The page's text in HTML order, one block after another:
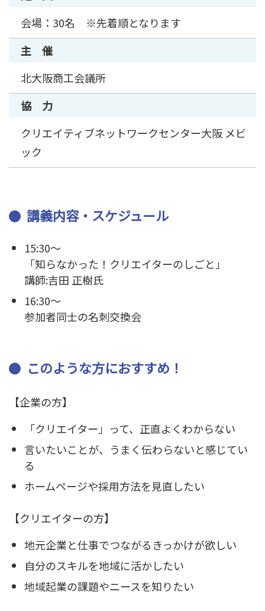
会場：30名 ※先着順となります
主 催
北大阪商工会議所
協 力
クリエイティブネットワークセンター大阪 メビ
ック
講義内容・スケジュール
15:30～
「知らなかった！クリエイターのしごと」
講師:吉田 正樹氏
16:30～
参加者同士の名刺交換会
このような方におすすめ！
【企業の方】
「クリエイター」って、正直よくわからない
言いたいことが、うまく伝わらないと感じてい
る
ホームページや採用方法を見直したい
【クリエイターの方】
地元企業と仕事でつながるきっかけが欲しい
自分のスキルを地域に活かしたい
地域起業の課題やニースを知りたい